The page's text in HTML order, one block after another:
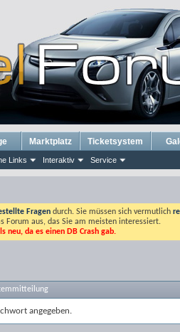
Links Interaktiv Service
Marktplatz Ticketsystem
Fragen durch. Sie müssen sich vermutlich
Forum aus, das Sie am meisten interessiert.
neu, da es einen DB Crash gab.
angegeben.